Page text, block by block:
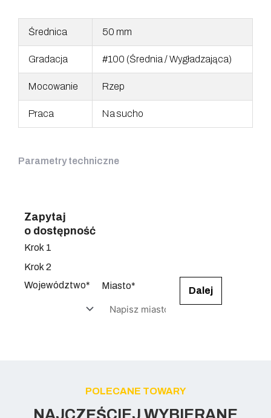
Średnica 50 mm
Gradacja #100 (Średnia / Wygładzająca)
Mocowanie Rzep
Praca Na sucho
Parametry techniczne
Zapytaj
o dostępność
Krok 1
Krok 2
Województwo*
Miasto* Dalej
POLECANE TOWARY
NAJCZĘŚCIEJ WYBIERANE